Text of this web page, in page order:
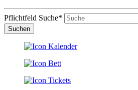
Pflichtfeld Suche*
Suchen